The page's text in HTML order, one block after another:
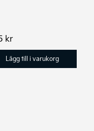
kr
Lägg till i varukorg